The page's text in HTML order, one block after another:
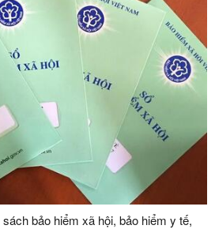
bảo hiểm xã hội, bảo hiểm y tế,